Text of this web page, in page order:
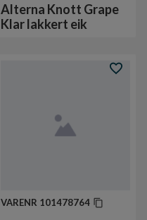
Alterna Knott Grape
Klar lakkert eik
VARENR 101478764